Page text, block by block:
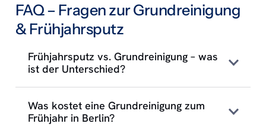
FAQ – Fragen zur Grundreinigung
& Frühjahrsputz
Frühjahrsputz vs. Grundreinigung – was
ist der Unterschied?
Was kostet eine Grundreinigung zum
Frühjahr in Berlin?